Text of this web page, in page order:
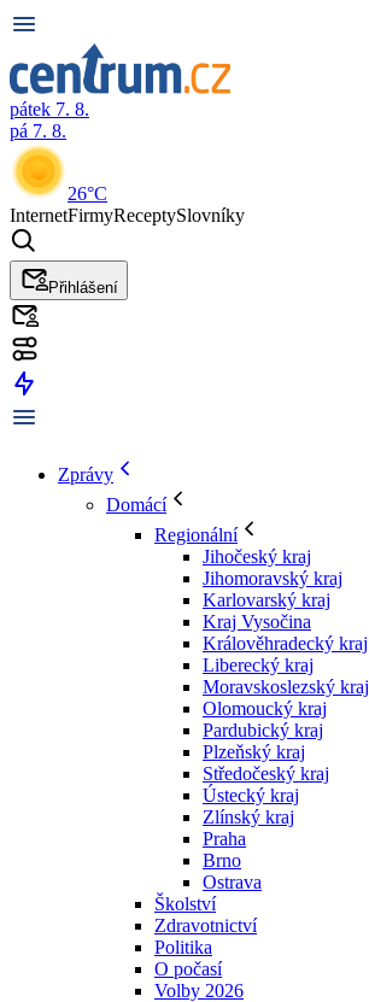
pátek 7. 8.
pá 7. 8.
26°C
InternetFirmyReceptySlovníky
Přihlášení
Zprávy
Domácí
Regionální
Jihočeský kraj
Jihomoravský kraj
Karlovarský kraj
Kraj Vysočina
Králověhradecký kraj
Liberecký kraj
Moravskoslezský kraj
Olomoucký kraj
Pardubický kraj
Plzeňský kraj
Středočeský kraj
Ústecký kraj
Zlínský kraj
Praha
Brno
Ostrava
Školství
Zdravotnictví
Politika
O počasí
Volby 2026